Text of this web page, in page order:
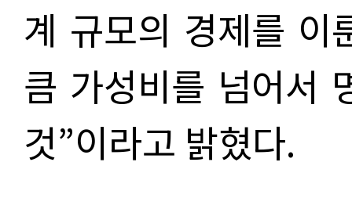
계 규모의 경제를 이
큼 가성비를 넘어서
것”이라고 밝혔다.